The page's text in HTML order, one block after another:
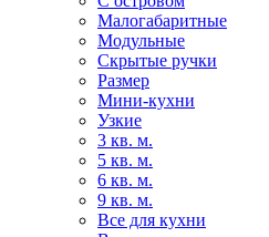
Малогабаритные
Модульные
Скрытые ручки
Размер
Мини-кухни
Узкие
3 кв. м.
5 кв. м.
6 кв. м.
9 кв. м.
Все для кухни